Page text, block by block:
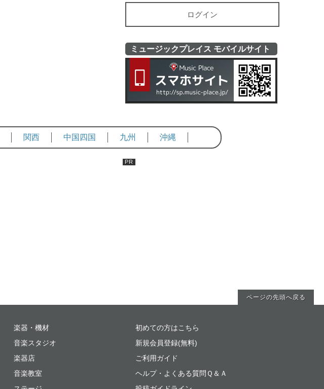
ログイン
ミュージックプレイス モバイルサイト
関西 中国四国 九州 沖縄
ページの先頭へ戻る
楽器・機材
音楽スタジオ
楽器店
音楽教室
初めての方はこちら
新規会員登録(無料)
ご利用ガイド
ヘルプ・よくある質問Ｑ＆Ａ